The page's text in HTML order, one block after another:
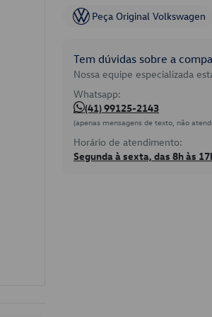
Peça Original Volkswagen
Tem dúvidas sobre a
Nossa equipe especializada
Whatsapp:
(41) 99125-2143
(apenas mensagens de texto, não
Horário de atendimento:
Segunda à sexta, das 8h às